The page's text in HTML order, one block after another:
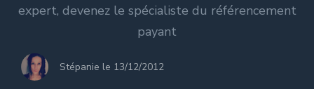
expert, devenez le spécialiste du référencement
payant
Stépanie le 13/12/2012